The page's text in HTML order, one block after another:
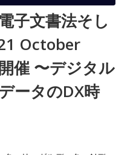
子文書法そし
October
催 〜デジタル
ータのDX時